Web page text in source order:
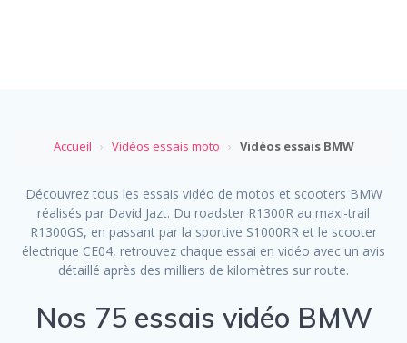
Accueil › Vidéos essais moto › Vidéos essais BMW
Découvrez tous les essais vidéo de motos et scooters BMW
réalisés par David Jazt. Du roadster R1300R au maxi-trail
R1300GS, en passant par la sportive S1000RR et le scooter
électrique CE04, retrouvez chaque essai en vidéo avec un avis
détaillé après des milliers de kilomètres sur route.
Nos 75 essais vidéo BMW